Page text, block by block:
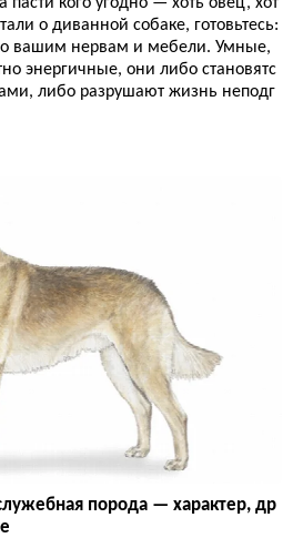
о диванной собаке, готовьтесь:
вашим нервам и мебели. Умные,
энергичные, они либо становятс
либо разрушают жизнь неподг
порода — характер, др